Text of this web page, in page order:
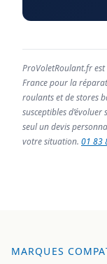
ProVoletRoulant.fr
France pour la
roulants et de stores
susceptibles
seul un devis
votre situation. 01 83
MARQUES